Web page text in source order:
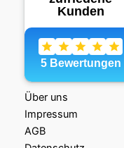
Über uns
Impressum
AGB